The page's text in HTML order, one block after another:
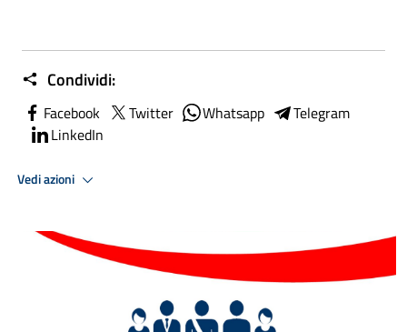
Condividi:
Facebook Twitter Whatsapp
Telegram
LinkedIn
Vedi azioni